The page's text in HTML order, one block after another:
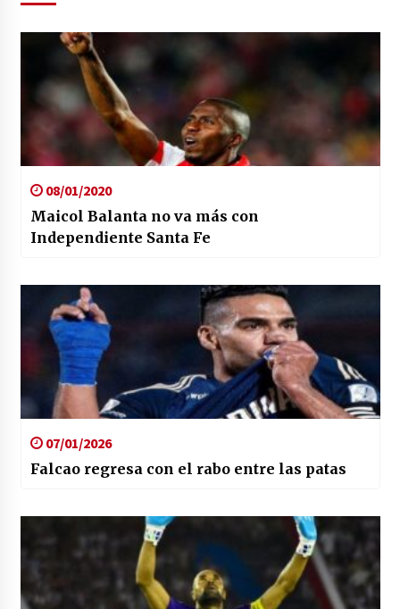
08/01/2020
Maicol Balanta no va más con
Independiente Santa Fe
07/01/2026
Falcao regresa con el rabo entre las patas